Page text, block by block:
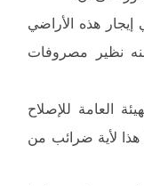
إيجار هذه الأراضي
بعد خصم 10% منه نظير مصروفات
العامة للإصلاح
لأية ضرائب من